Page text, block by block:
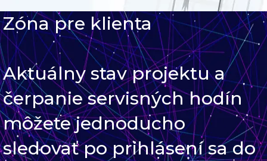
Zóna pre klienta
Aktuálny stav projektu a
čerpanie servisných hodín
môžete jednoducho
sledovať po prihlásení sa do